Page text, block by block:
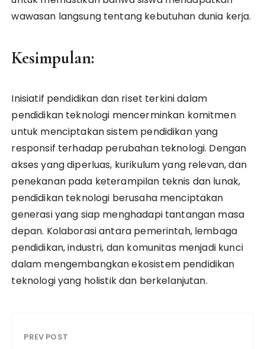
wawasan langsung tentang kebutuhan dunia kerja.
Kesimpulan:
Inisiatif pendidikan dan riset terkini dalam
pendidikan teknologi mencerminkan komitmen
untuk menciptakan sistem pendidikan yang
responsif terhadap perubahan teknologi. Dengan
akses yang diperluas, kurikulum yang relevan, dan
penekanan pada keterampilan teknis dan lunak,
pendidikan teknologi berusaha menciptakan
generasi yang siap menghadapi tantangan masa
depan. Kolaborasi antara pemerintah, lembaga
pendidikan, industri, dan komunitas menjadi kunci
dalam mengembangkan ekosistem pendidikan
teknologi yang holistik dan berkelanjutan.
PREV POST